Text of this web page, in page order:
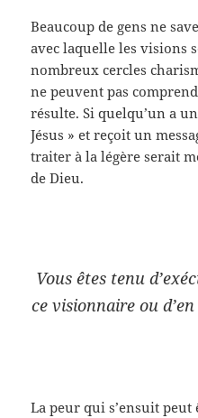
Beaucoup de gens ne
avec laquelle les visions
nombreux cercles
ne peuvent pas
résulte. Si quelqu’un a
Jésus » et reçoit un
traiter à la légère serait
de Dieu.
Vous êtes tenu
ce visionnaire ou
La peur qui s’ensuit